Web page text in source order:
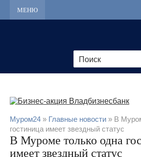
МЕНЮ
Муром24 » Главные новости » В
гостиница имеет звездный статус
В Муроме только одна
имеет звездный статус